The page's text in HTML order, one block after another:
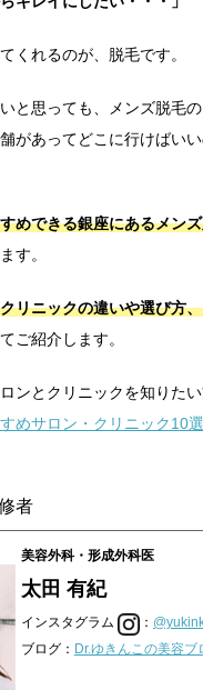
くれるのが、脱毛です。
と思っても、メンズ脱毛
があってどこに行けばい
めできる銀座にあるメン
す。
リニックの違いや選び方
ご紹介します。
ンとクリニックを知りた
めサロン・クリニック10選
者
美容外科・形成外科医
太田 有紀
インスタグラム ：
ブログ： Dr.ゆきんこの美容ブ